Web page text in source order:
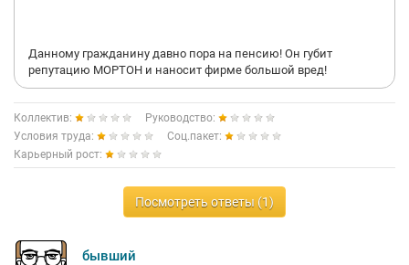
Данному гражданину давно пора на пенсию! Он губит
репутацию МОРТОН и наносит фирме большой вред!
Коллектив:
Руководство:
Условия труда:
Соц.пакет:
Карьерный рост:
Посмотреть ответы (1)
бывший